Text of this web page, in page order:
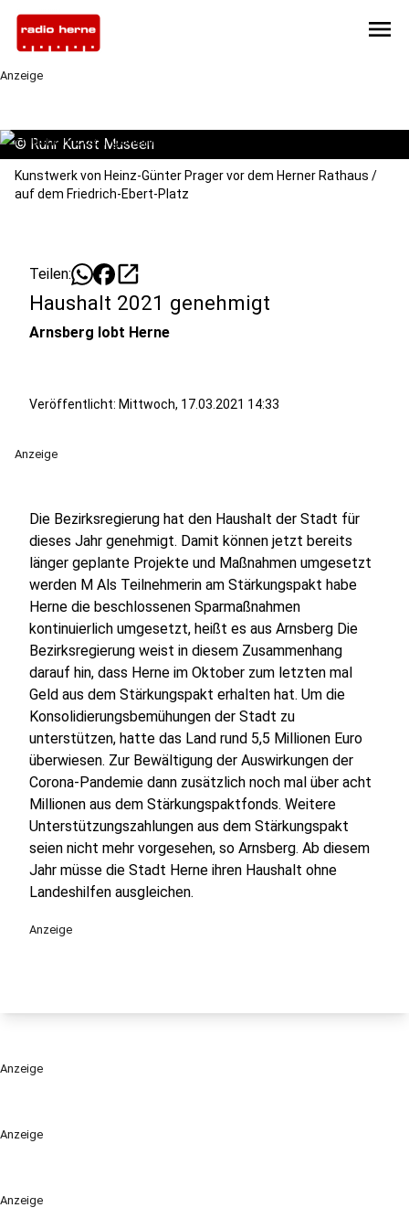
menu
Anzeige
Anzeige
Anzeige
© Ruhr Kunst Museen
Kunstwerk von Heinz-Günter Prager vor dem Herner Rathaus /
auf dem Friedrich-Ebert-Platz
Teilen: open_in_new
Haushalt 2021 genehmigt
Arnsberg lobt Herne
Veröffentlicht: Mittwoch, 17.03.2021 14:33
Anzeige
Die Bezirksregierung hat den Haushalt der Stadt für
dieses Jahr genehmigt. Damit können jetzt bereits
länger geplante Projekte und Maßnahmen umgesetzt
werden M Als Teilnehmerin am Stärkungspakt habe
Herne die beschlossenen Sparmaßnahmen
kontinuierlich umgesetzt, heißt es aus Arnsberg Die
Bezirksregierung weist in diesem Zusammenhang
darauf hin, dass Herne im Oktober zum letzten mal
Geld aus dem Stärkungspakt erhalten hat. Um die
Konsolidierungsbemühungen der Stadt zu
unterstützen, hatte das Land rund 5,5 Millionen Euro
überwiesen. Zur Bewältigung der Auswirkungen der
Corona-Pandemie dann zusätzlich noch mal über acht
Millionen aus dem Stärkungspaktfonds. Weitere
Unterstützungszahlungen aus dem Stärkungspakt
seien nicht mehr vorgesehen, so Arnsberg. Ab diesem
Jahr müsse die Stadt Herne ihren Haushalt ohne
Landeshilfen ausgleichen.
Anzeige
Anzeige